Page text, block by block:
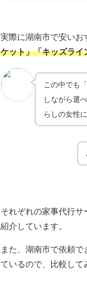
実際に湖南市で安いお
ケット」「キッズライ
この中でも
しながら選
らしの女性
それぞれの家事代行
紹介しています。
また、湖南市で依頼
ているので、比較し